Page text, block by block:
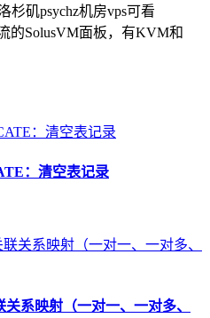
杉矶psychz机房vps可看
的SolusVM面板，有KVM和
：清空表记录
系映射（一对一、一对多、